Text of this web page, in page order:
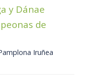
y Dánae
de
Iruñea